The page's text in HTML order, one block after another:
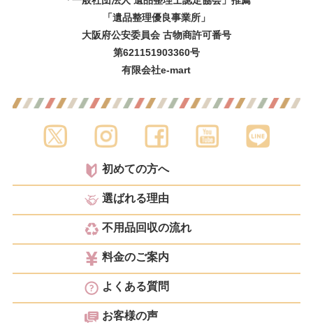
「遺品整理優良事業所」
大阪府公安委員会 古物商許可番号
第621151903360号
有限会社e-mart
初めての方へ
選ばれる理由
不用品回収の流れ
料金のご案内
よくある質問
お客様の声